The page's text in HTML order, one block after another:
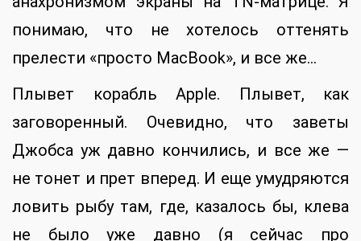
понимаю, что не хотелось оттенять
прелести «просто MacBook», и все же…
Плывет корабль Apple. Плывет, как
заговоренный. Очевидно, что заветы
Джобса уж давно кончились, и все же —
не тонет и прет вперед. И еще умудряются
ловить рыбу там, где, казалось бы, клева
не было уже давно (я сейчас про